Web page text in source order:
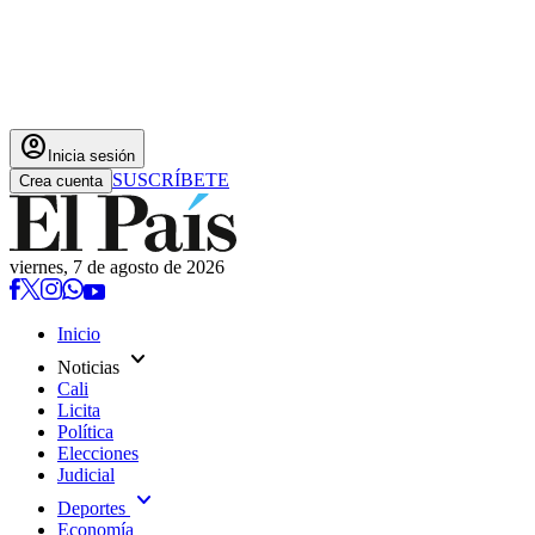
account_circle Inicia sesión
Crea cuenta SUSCRÍBETE
viernes, 7 de agosto de 2026
Inicio
Noticias expand_more
Cali
Licita
Política
Elecciones
Judicial
Deportes expand_more
Economía